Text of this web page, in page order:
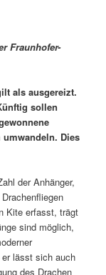
Fraunhofer-
als ausgereizt.
sollen
Dies
der Anhänger,
Kite erfasst, trägt
sind möglich,
lässt sich auch
des Drachen